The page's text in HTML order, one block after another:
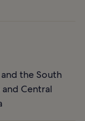
the South
Central